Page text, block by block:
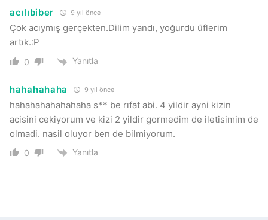
acılıbiber 9 yıl önce
Çok acıymış gerçekten.Dilim yandı, yoğurdu üflerim
artık.:P
0 Yanıtla
hahahahaha 9 yıl önce
hahahahahahahaha s** be rıfat abi. 4 yildir ayni kizin
acisini cekiyorum ve kizi 2 yildir gormedim de iletisimim de
olmadi. nasil oluyor ben de bilmiyorum.
0 Yanıtla